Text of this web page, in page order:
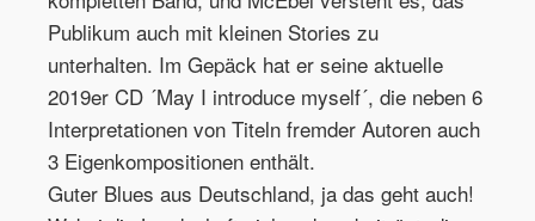
Publikum auch mit kleinen Stories zu
unterhalten. Im Gepäck hat er seine aktuelle
2019er CD ´May I introduce myself´, die neben 6
Interpretationen von Titeln fremder Autoren auch
3 Eigenkompositionen enthält.
Guter Blues aus Deutschland, ja das geht auch!